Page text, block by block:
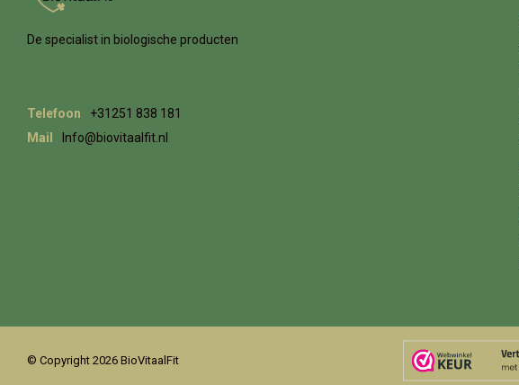
De specialist in biologische producten
Telefoon
+31251 838 181
Mail
Info@biovitaalfit.nl
© Copyright 2026 BioVitaalFit